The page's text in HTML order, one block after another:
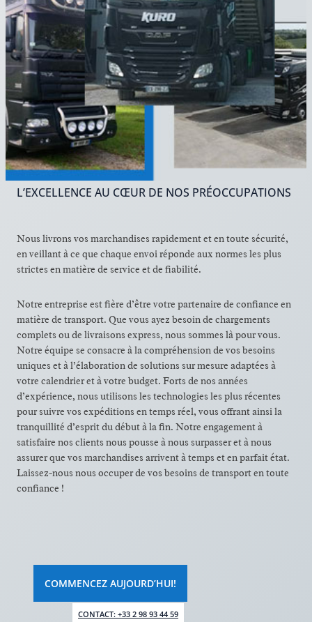
L’EXCELLENCE AU CŒUR DE NOS PRÉOCCUPATIONS
Nous livrons vos marchandises rapidement et en toute sécurité,
en veillant à ce que chaque envoi réponde aux normes les plus
strictes en matière de service et de fiabilité.
Notre entreprise est fière d’être votre partenaire de confiance en
matière de transport. Que vous ayez besoin de chargements
complets ou de livraisons express, nous sommes là pour vous.
Notre équipe se consacre à la compréhension de vos besoins
uniques et à l’élaboration de solutions sur mesure adaptées à
votre calendrier et à votre budget. Forts de nos années
d’expérience, nous utilisons les technologies les plus récentes
pour suivre vos expéditions en temps réel, vous offrant ainsi la
tranquillité d’esprit du début à la fin. Notre engagement à
satisfaire nos clients nous pousse à nous surpasser et à nous
assurer que vos marchandises arrivent à temps et en parfait état.
Laissez-nous nous occuper de vos besoins de transport en toute
confiance !
COMMENCEZ AUJOURD’HUI!
CONTACT: +33 2 98 93 44 59